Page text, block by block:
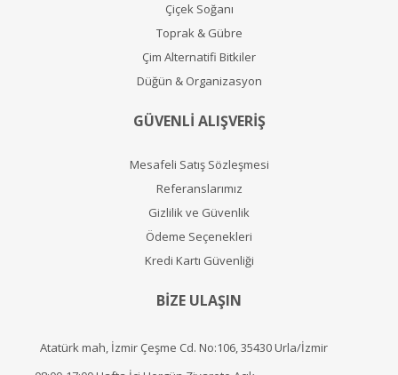
Çiçek Soğanı
Toprak & Gübre
Çim Alternatifi Bitkiler
Düğün & Organizasyon
GÜVENLİ ALIŞVERİŞ
Mesafeli Satış Sözleşmesi
Referanslarımız
Gizlilik ve Güvenlik
Ödeme Seçenekleri
Kredi Kartı Güvenliği
BİZE ULAŞIN
Atatürk mah, İzmir Çeşme Cd. No:106, 35430 Urla/İzmir